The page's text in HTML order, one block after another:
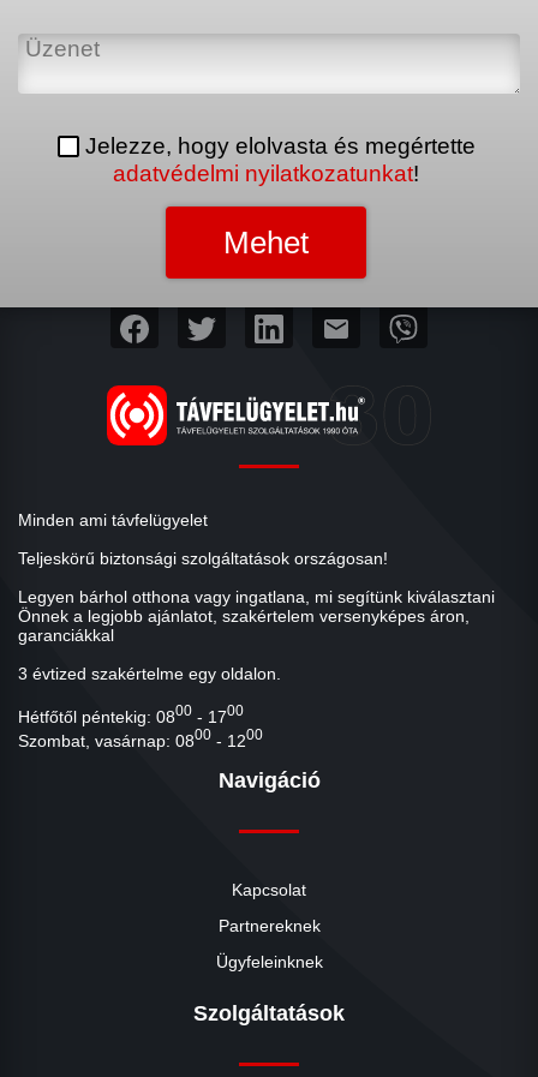
Jelezze, hogy elolvasta és megértette
adatvédelmi nyilatkozatunkat!
mail
Minden ami távfelügyelet
Teljeskörű biztonsági szolgáltatások országosan!
Legyen bárhol otthona vagy ingatlana, mi segítünk kiválasztani
Önnek a legjobb ajánlatot, szakértelem versenyképes áron,
garanciákkal
3 évtized szakértelme egy oldalon.
Hétfőtől péntekig: 0800 - 1700
Szombat, vasárnap: 0800 - 1200
Navigáció
Kapcsolat
Partnereknek
Ügyfeleinknek
Szolgáltatások